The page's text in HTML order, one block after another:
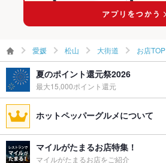
愛媛 松山 大街道 お店TOP
夏のポイント還元祭2026
最大15,000ポイント還元
ホットペッパーグルメについて
マイルがたまるお店特集！
マイルがたまるお店をご紹介